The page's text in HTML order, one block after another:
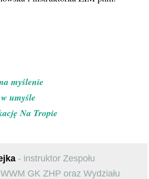
myślenie
umyśle
Na Tropie
- instruktor Zespołu
GK ZHP oraz Wydziału